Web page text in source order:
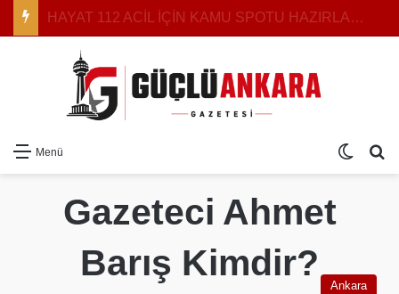
HAYAT 112 ACİL İÇİN KAMU SPOTU HAZIRLANDI: YEREL MEDYAYA YAYIN ÇAĞRISI
Menü Dış
Gazeteci Ahmet
Barış Kimdir?
Ankara